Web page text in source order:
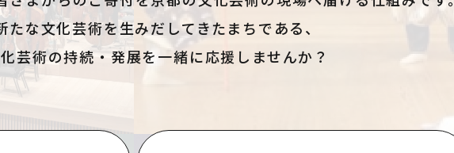
たな文化芸術を生みだしてきたまちである、
芸術の持続・発展を一緒に応援しませんか？